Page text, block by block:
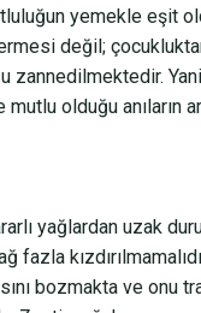
yemekle eşit
değil;
olduğu anıların
yağlardan uzak
bozmakta ve onu